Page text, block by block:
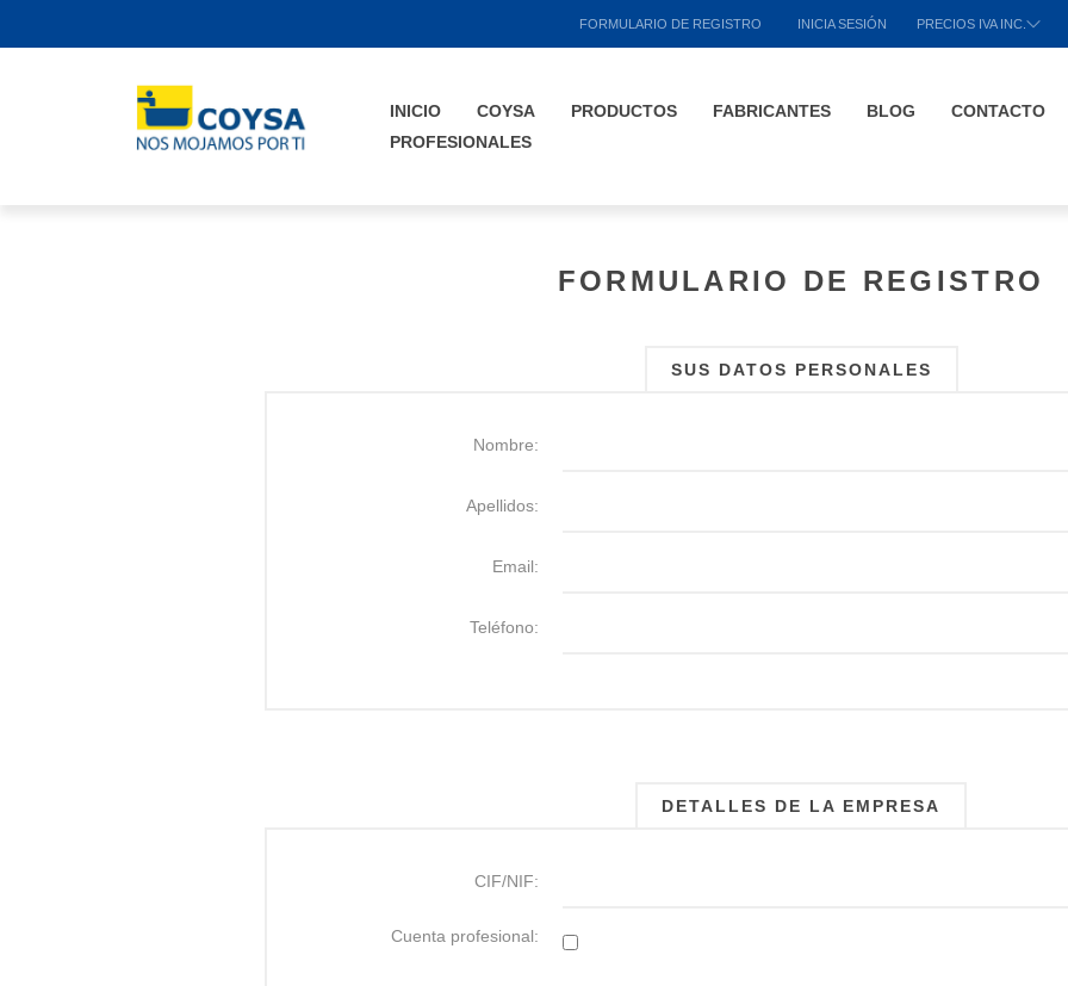
FORMULARIO DE REGISTRO INICIA SESIÓN PRECIOS IVA INC.
INICIO COYSA PRODUCTOS FABRICANTES BLOG
CONTACTO
PROFESIONALES
FORMULARIO DE REGISTRO
SUS DATOS PERSONALES
Nombre:
Apellidos:
Email:
Teléfono:
DETALLES DE LA EMPRESA
CIF/NIF:
Cuenta profesional: